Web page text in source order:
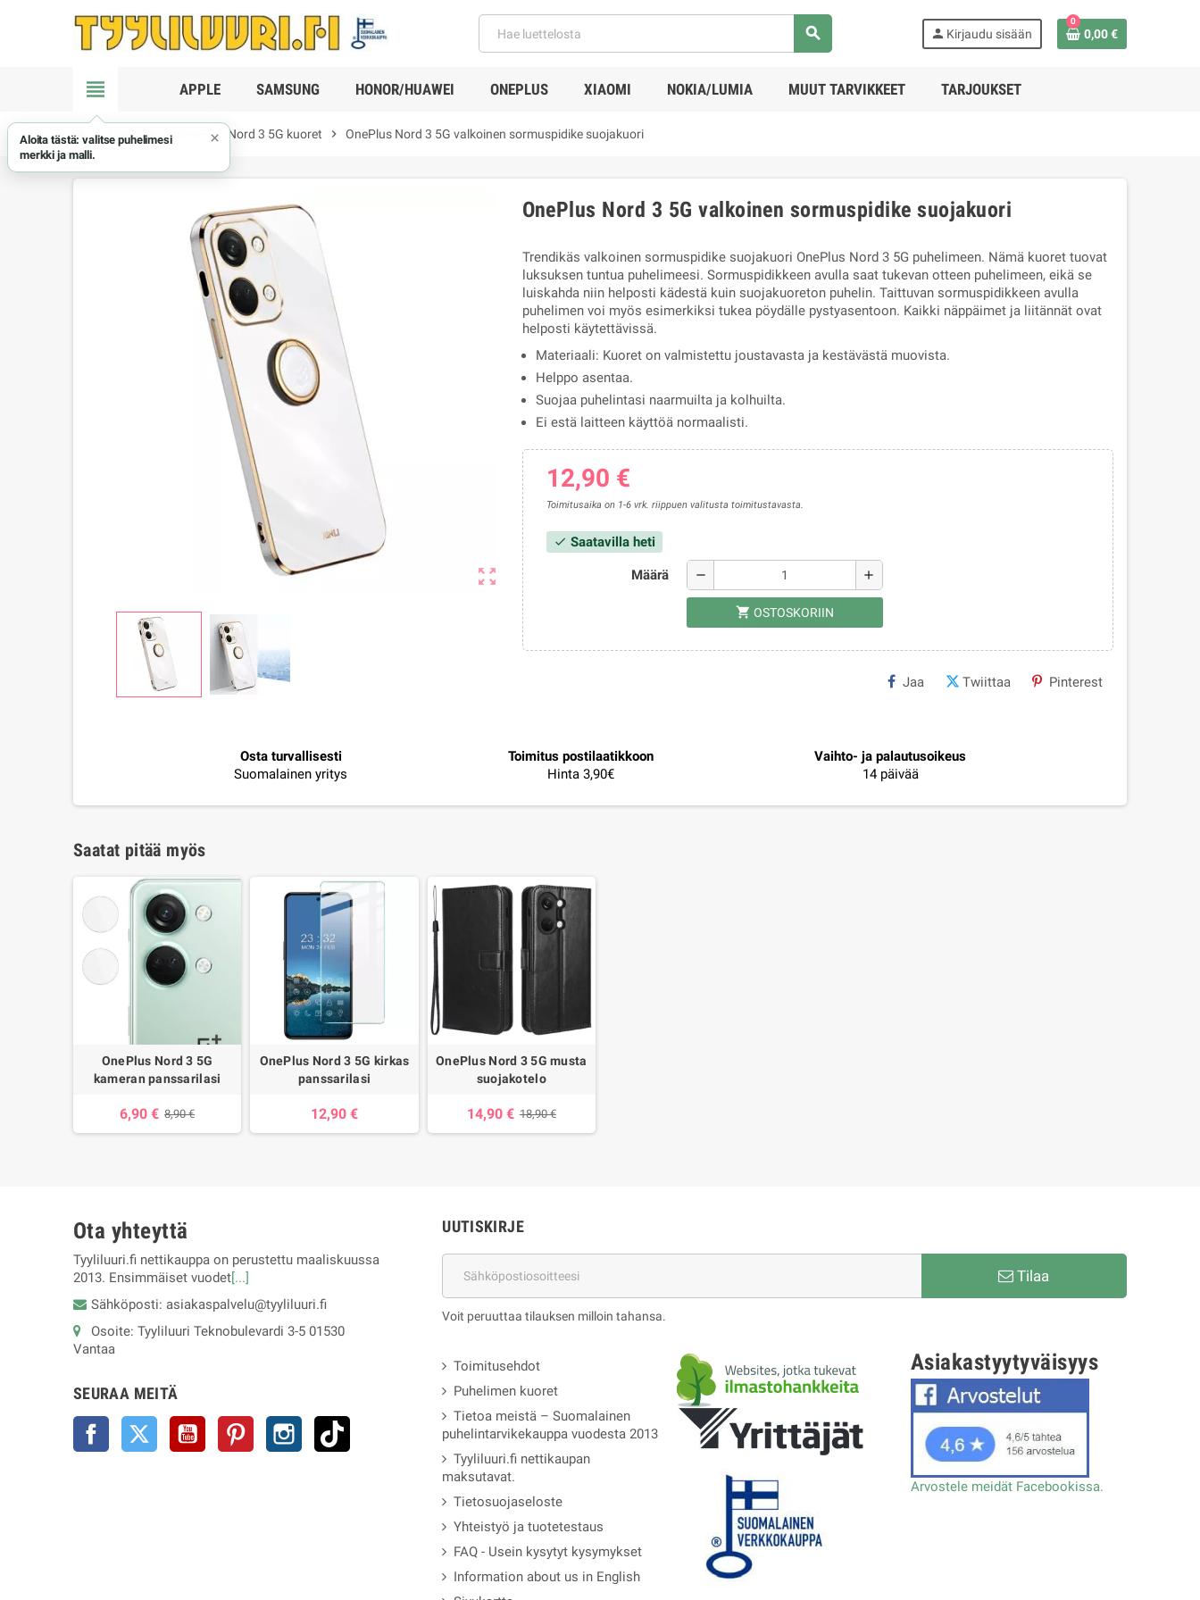
search person Kirjaudu sisään
0
0,00 €
view_headline APPLE SAMSUNG HONOR/HUAWEI ONEPLUS XIAOMI NOKIA/LUMIA MUUT TARVIKKEET TARJOUKSET
chevron_right OnePlus chevron_right OnePlus Nord 3 5G kuoret chevron_right OnePlus Nord 3 5G valkoinen sormuspidike suojakuori
zoom_out_map
OnePlus Nord 3 5G valkoinen sormuspidike suojakuori
Trendikäs valkoinen sormuspidike suojakuori OnePlus Nord 3 5G puhelimeen. Nämä kuoret tuovat
luksuksen tuntua puhelimeesi. Sormuspidikkeen avulla saat tukevan otteen puhelimeen, eikä se
luiskahda niin helposti kädestä kuin suojakuoreton puhelin. Taittuvan sormuspidikkeen avulla
puhelimen voi myös esimerkiksi tukea pöydälle pystyasentoon. Kaikki näppäimet ja liitännät ovat
helposti käytettävissä.
Materiaali: Kuoret on valmistettu joustavasta ja kestävästä muovista.
Helppo asentaa.
Suojaa puhelintasi naarmuilta ja kolhuilta.
Ei estä laitteen käyttöä normaalisti.
12,90 €
Toimitusaika on 1-6 vrk. riippuen valitusta toimitustavasta.
check Saatavilla heti
Määrä remove add
shopping_cart OSTOSKORIIN
Jaa Twiittaa Pinterest
Osta turvallisesti
Suomalainen yritys
Toimitus postilaatikkoon
Hinta 3,90€
Vaihto- ja palautusoikeus
14 päivää
Saatat pitää myös
OnePlus Nord 3 5G
kameran panssarilasi
6,90 € 8,90 €
OnePlus Nord 3 5G kirkas
panssarilasi
12,90 €
OnePlus Nord 3 5G musta
suojakotelo
14,90 € 18,90 €
Ota yhteyttä
Tyyliluuri.fi nettikauppa on perustettu maaliskuussa
2013. Ensimmäiset vuodet[...]
Sähköposti: asiakaspalvelu@tyyliluuri.fi
Osoite: Tyyliluuri Teknobulevardi 3-5 01530
Vantaa
SEURAA MEITÄ
Facebook Twitter YouTube Pinterest Instagram
UUTISKIRJE
Tilaa
Voit peruuttaa tilauksen milloin tahansa.
Toimitusehdot
Puhelimen kuoret
Tietoa meistä – Suomalainen
puhelintarvikekauppa vuodesta 2013
Tyyliluuri.fi nettikaupan
maksutavat.
Tietosuojaseloste
Yhteistyö ja tuotetestaus
FAQ - Usein kysytyt kysymykset
Information about us in English
Asiakastyytyväisyys
Arvostele meidät Facebookissa.
Aloita tästä: valitse puhelimesi
merkki ja malli.
×